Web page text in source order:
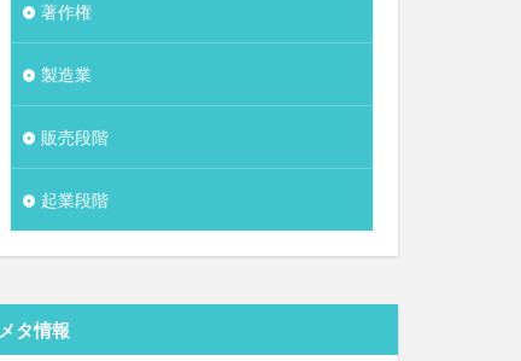
著作権
製造業
販売段階
起業段階
メタ情報